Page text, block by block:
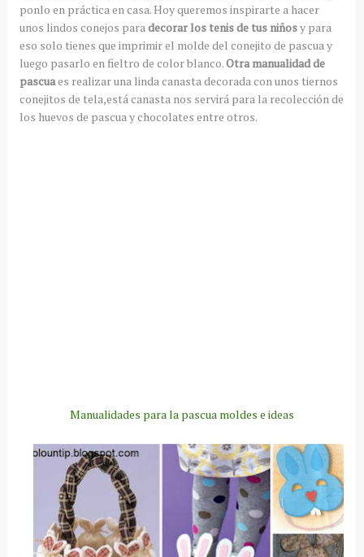
ponlo en práctica en casa. Hoy queremos inspirarte a hacer
unos lindos conejos paradecorar los tenis de tus niñosy para
eso solo tienes que imprimir el molde del conejito de pascua y
luego pasarlo en fieltro de color blanco.Otra manualidad de
pascuaes realizar una linda canasta decorada con unos tiernos
conejitos de tela,está canasta nos servirá para la recolección de
los huevos de pascua y chocolates entre otros.
Manualidades para la pascua moldes e ideas